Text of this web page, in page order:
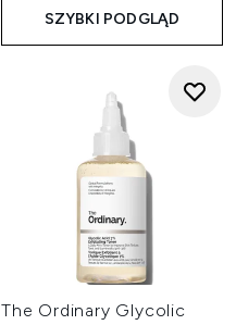
SZYBKI PODGLĄD
The Ordinary Glycolic